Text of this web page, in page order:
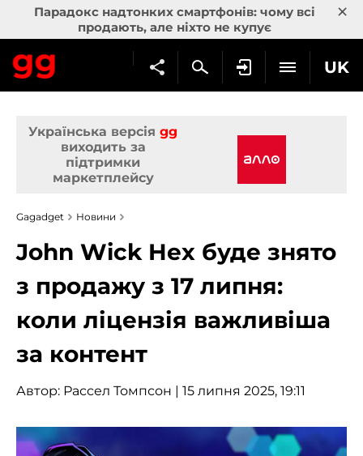
Парадокс надтонких смартфонів: чому всі
продають, але ніхто не купує
×
UK
Українська версія gg
виходить за
підтримки
маркетплейсу
Gagadget Новини
John Wick Hex буде знято
з продажу з 17 липня:
коли ліцензія важливіша
за контент
Автор: Рассел Томпсон | 15 липня 2025, 19:11